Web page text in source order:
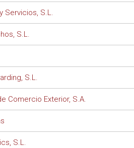
Servicios, S.L.
S.L.
S.L.
Comercio Exterior, S.A.
S.L.